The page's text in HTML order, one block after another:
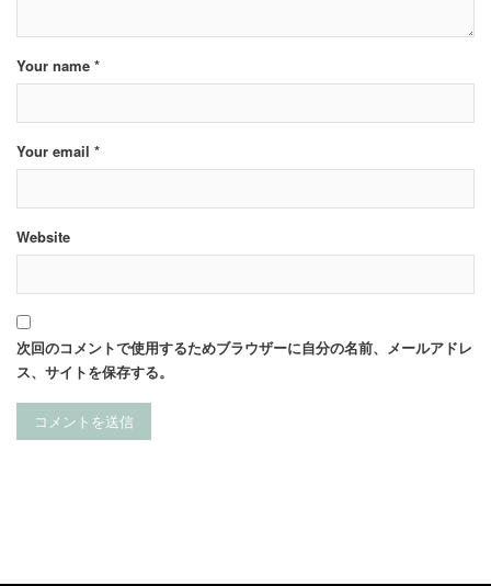
Your name *
Your email *
Website
次回のコメントで使用するためブラウザーに自分の名前、メールアドレ
ス、サイトを保存する。